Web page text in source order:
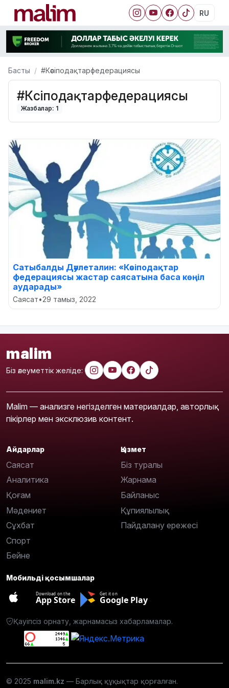
RU
Басты #Кәсіподақтарфедерациясы
#Кәсіподақтарфедерациясы
Жазбалар: 1
Сатыбалды Дәулеталин: «Кәсіподақтар
федерациясы жастар саясатына баса көңіл
аударады»
Саясат•29 тамыз, 2022
malim
Біз әлеуметтік желіде:
Malim — анализге негізделген материалдар, авторлық
пікірлер мен эксклюзив контент.
Айдарлар
Саясат
Аналитика
Қоғам
Мәдениет
Сұхбат
Спорт
Бейне
Қызмет
Біз туралы
Жарнама
Байланыс
Құпиялылық
Пайдалану ережесі
Мобильді қосымшалар
Download on the
App Store
Get it on
Google Play
Қауіпсіз орнату, жарнамасыз хабарламалар.
© 2025 malim.kz — Барлық құқықтар қорғалған.